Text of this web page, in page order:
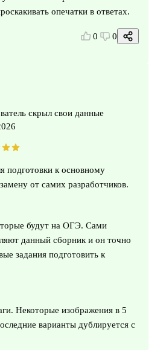
опечатки в ответах.
0 0
скрыл свои данные
подготовки к основному
от самих разработчиков.
будут на ОГЭ. Сами
данный сборник и он точно
задания подготовить к
Некоторые изображения в 5
варианты дублируется с